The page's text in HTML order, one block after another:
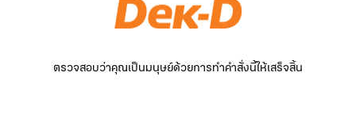
ตรวจสอบว่าคุณเป็นมนุษย์ด้วยการทำคำสั่งนี้ให้เสร็จสิ้น